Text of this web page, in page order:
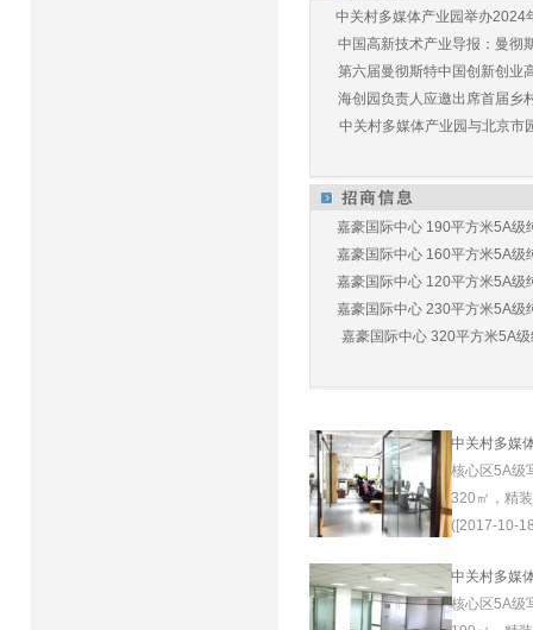
中关村多媒体产业园举办2024
中国高新技术产业导报：曼彻
第六届曼彻斯特中国创新创业
海创园负责人应邀出席首届乡
中关村多媒体产业园与北京市
嘉豪国际中心 190平方米5A级
嘉豪国际中心 160平方米5A级
嘉豪国际中心 120平方米5A级
嘉豪国际中心 230平方米5A级
嘉豪国际中心 320平方米5A
中关村多媒
核心区5A级
320㎡，精
([2017-10-
中关村多媒
核心区5A级